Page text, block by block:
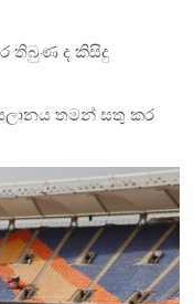
තිබුණ ද කිසිදු
තමන් සතු කර